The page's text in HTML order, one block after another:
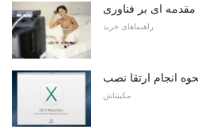
راهنماهای خرید
مکینتاش